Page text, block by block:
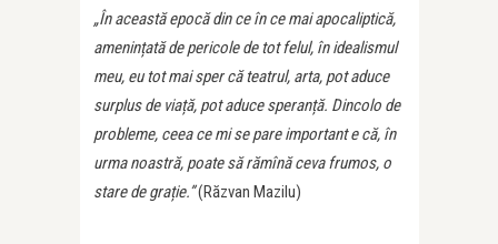
„În această epocă din ce în ce mai apocaliptică,
amenințată de pericole de tot felul, în idealismul
meu, eu tot mai sper că teatrul, arta, pot aduce
surplus de viață, pot aduce speranță. Dincolo de
probleme, ceea ce mi se pare important e că, în
urma noastră, poate să rămînă ceva frumos, o
stare de grație.”(Răzvan Mazilu)